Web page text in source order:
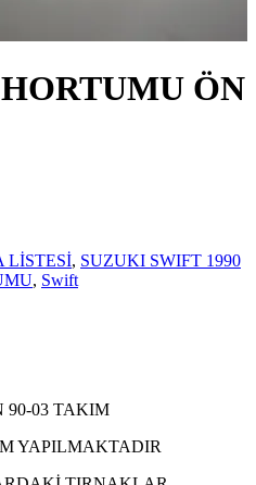
ÖN
LİSTESİ, SUZUKI SWIFT 1990
, Swift
90-03 TAKIM
YAPILMAKTADIR